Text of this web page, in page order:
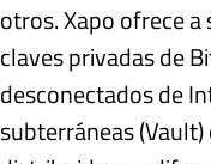
otros. Xapo ofrece
claves privadas de
desconectados de
subterráneas